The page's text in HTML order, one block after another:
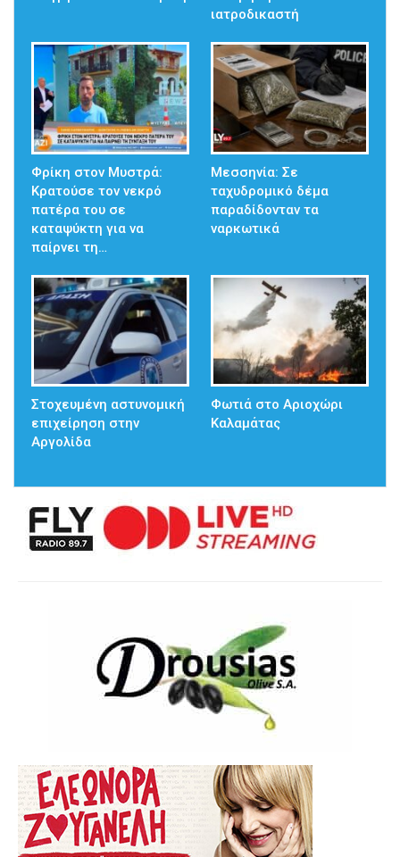
ιατροδικαστή
Φρίκη στον Μυστρά:
Κρατούσε τον νεκρό
πατέρα του σε
καταψύκτη για να
παίρνει τη…
Μεσσηνία: Σε
ταχυδρομικό δέμα
παραδίδονταν τα
ναρκωτικά
Στοχευμένη αστυνομική
επιχείρηση στην
Αργολίδα
Φωτιά στο Αριοχώρι
Καλαμάτας